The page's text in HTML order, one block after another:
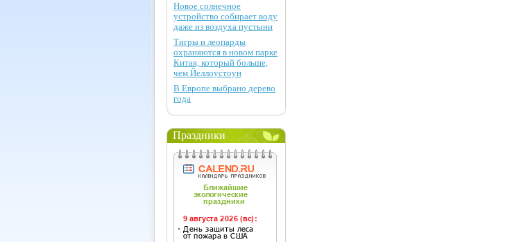
Новое солнечное
устройство собирает воду
даже из воздуха пустыни
Тигры и леопарды
охраняются в новом парке
Китая, который больше,
чем Йеллоустоун
В Европе выбрано дерево
года
Праздники